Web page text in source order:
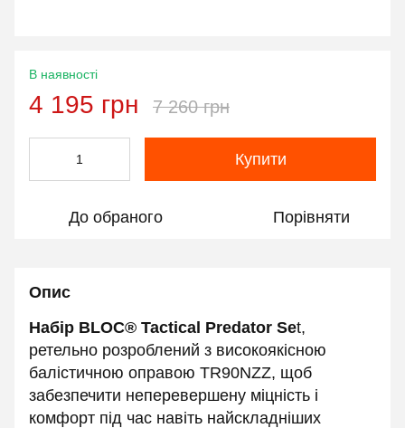
В наявності
4 195 грн 7 260 грн
Купити
До обраного Порівняти
Опис
Набір BLOC® Tactical Predator Set,
ретельно розроблений з високоякісною
балістичною оправою TR90NZZ, щоб
забезпечити неперевершену міцність і
комфорт під час навіть найскладніших